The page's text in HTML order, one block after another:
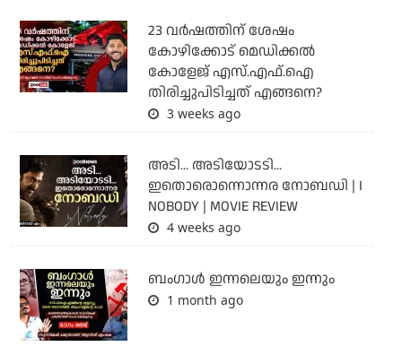
23 വർഷത്തിന് ശേഷം
കോഴിക്കോട് മെഡിക്കൽ
കോളേജ് എസ്.എഫ്.ഐ
തിരിച്ചുപിടിച്ചത് എങ്ങനെ?
3 weeks ago
അടി... അടിയോടടി...
ഇതൊരൊന്നൊന്നര നോബഡി | I
NOBODY | MOVIE REVIEW
4 weeks ago
ബംഗാള്‍ ഇന്നലെയും ഇന്നും
1 month ago